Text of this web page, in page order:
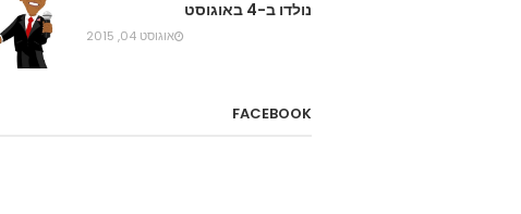
נולדו ב-4 באוגוסט
אוגוסט 04, 2015
FACEBOOK